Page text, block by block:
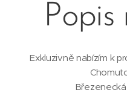
Exkluzivně nabízím k